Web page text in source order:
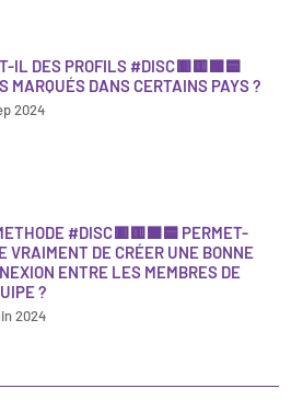
IL DES PROFILS #DISC🟥🟨🟩🟦
MARQUÉS DANS CERTAINS PAYS ?
2024
#DISC🟥🟨🟩🟦 PERMET-
VRAIMENT DE CRÉER UNE BONNE
ENTRE LES MEMBRES DE
?
2024